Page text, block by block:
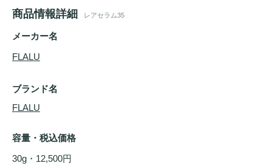
商品情報詳細 レアセラム35
メーカー名
FLALU
ブランド名
FLALU
容量・税込価格
30g・12,500円